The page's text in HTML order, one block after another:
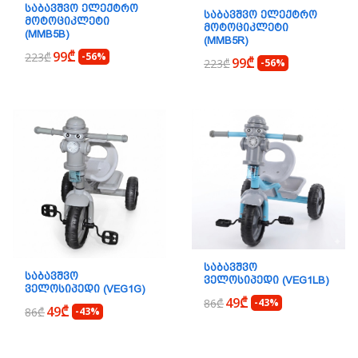
ᲡᲐᲑᲐᲕᲨᲕᲝ ᲔᲚᲔᲥᲢᲠᲝ
ᲛᲝᲢᲝᲪᲘᲙᲚᲔᲢᲘ
(MMB5B)
223₾99₾ -56%
ᲡᲐᲑᲐᲕᲨᲕᲝ ᲔᲚᲔᲥᲢᲠᲝ
ᲛᲝᲢᲝᲪᲘᲙᲚᲔᲢᲘ
(MMB5R)
223₾99₾ -56%
ᲡᲐᲑᲐᲕᲨᲕᲝ
ᲕᲔᲚᲝᲡᲘᲞᲔᲓᲘ (VEG1G)
86₾49₾ -43%
ᲡᲐᲑᲐᲕᲨᲕᲝ
ᲕᲔᲚᲝᲡᲘᲞᲔᲓᲘ (VEG1LB)
86₾49₾ -43%